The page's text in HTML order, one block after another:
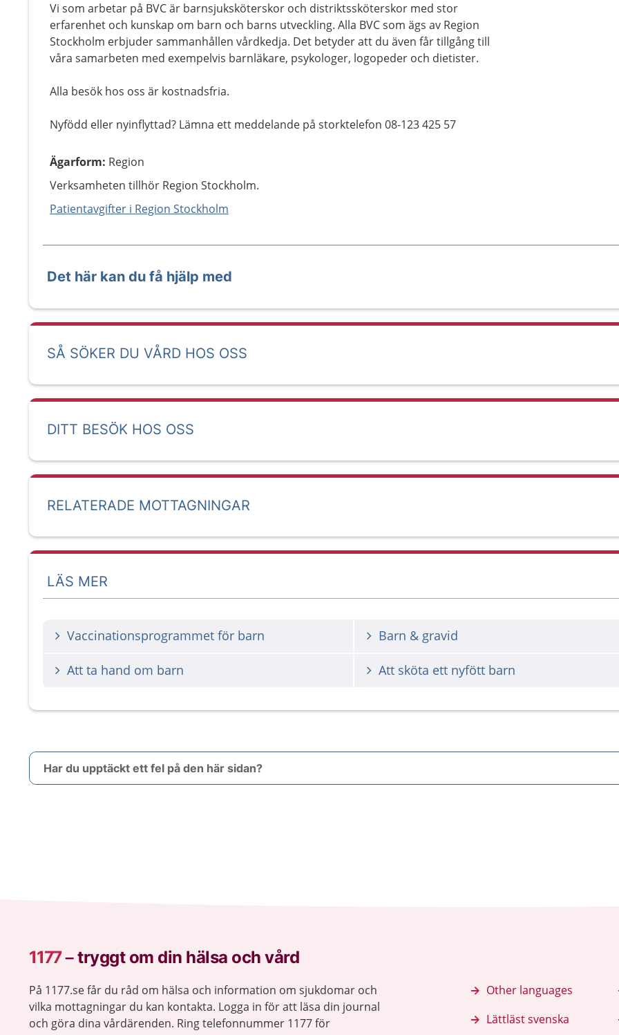
Vi som arbetar på BVC är barnsjuksköterskor och distriktssköterskor med stor
erfarenhet och kunskap om barn och barns utveckling. Alla BVC som ägs av Region
Stockholm erbjuder sammanhållen vårdkedja. Det betyder att du även får tillgång till
våra samarbeten med exempelvis barnläkare, psykologer, logopeder och dietister.
Alla besök hos oss är kostnadsfria.
Nyfödd eller nyinflyttad? Lämna ett meddelande på storktelefon 08-123 425 57
Ägarform: Region
Verksamheten tillhör Region Stockholm.
Patientavgifter i Region Stockholm
Det här kan du få hjälp med
SÅ SÖKER DU VÅRD HOS OSS
DITT BESÖK HOS OSS
RELATERADE MOTTAGNINGAR
LÄS MER
Vaccinationsprogrammet för barn Barn & gravid
Att ta hand om barn Att sköta ett nyfött barn
Har du upptäckt ett fel på den här sidan?
1177–tryggt om din hälsa och vård
På 1177.se får du råd om hälsa och information om sjukdomar och
vilka mottagningar du kan kontakta. Logga in för att läsa din journal
och göra dina vårdärenden. Ring telefonnummer 1177 för
Other languages
Lättläst svenska